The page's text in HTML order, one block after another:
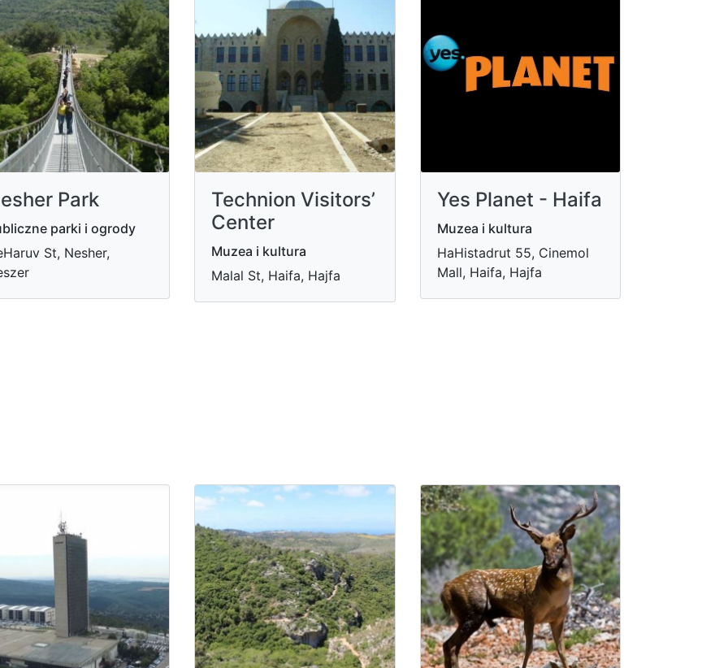
Park
parki i ogrody
St, Nesher,
Technion Visitors’
Center
Muzea i kultura
Malal St, Haifa, Hajfa
Yes Planet - Haifa
Muzea i kultura
HaHistadrut 55, Cinemol
Mall, Haifa, Hajfa